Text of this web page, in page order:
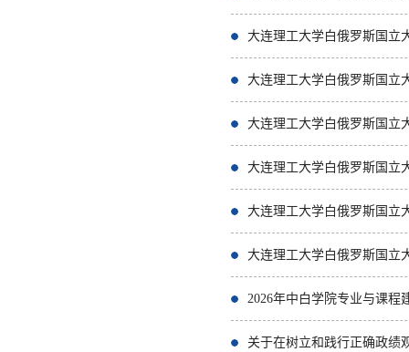
大连理工大学白俄罗斯国立
大连理工大学白俄罗斯国立
大连理工大学白俄罗斯国立
大连理工大学白俄罗斯国立
大连理工大学白俄罗斯国立
大连理工大学白俄罗斯国立
2026年中白学院专业与课程
关于在树立和践行正确政绩